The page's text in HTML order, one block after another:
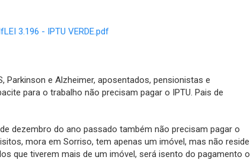
LEI 3.196 - IPTU VERDE.pdf
e Alzheimer, aposentados, pensionistas e
para o trabalho não precisam pagar o IPTU. Pais de
dezembro do ano passado também não precisam pagar o
mora em Sorriso, tem apenas um imóvel, mas não reside
que tiverem mais de um imóvel, será isento do pagamento o